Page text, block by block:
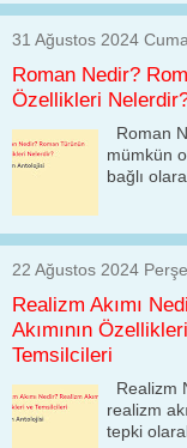
31 Ağustos 2024
Roman Nedir?
Özellikleri
Roman
mümkün
bağlı
22 Ağustos 2024
Realizm Akımı
Akımının
Temsilcileri
Realizm
realizm
tepki